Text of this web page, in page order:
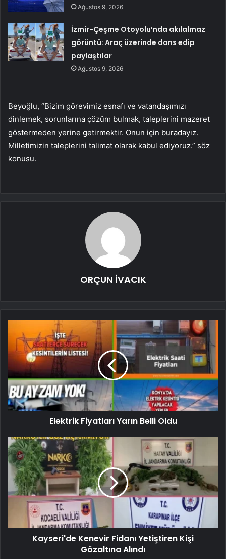
Ağustos 9, 2026
İzmir-Çeşme Otoyolu’nda akılalmaz
görüntü: Araç üzerinde dans edip
paylaştılar
Ağustos 9, 2026
Beyoğlu, “Bizim görevimiz esnafı ve vatandaşımızı
dinlemek, sorunlarına çözüm bulmak, taleplerini mazeret
göstermeden yerine getirmektir. Onun için buradayız.
Milletimizin taleplerini talimat olarak kabul ediyoruz.” söz
konusu.
ORÇUN İVACIK
Elektrik Fiyatları Yarın Belli Oldu
Kayseri'de Kenevir Fidanı Yetiştiren Kişi
Gözaltına Alındı